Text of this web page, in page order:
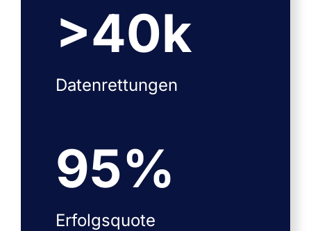
>40k
Datenrettungen
95%
Erfolgsquote